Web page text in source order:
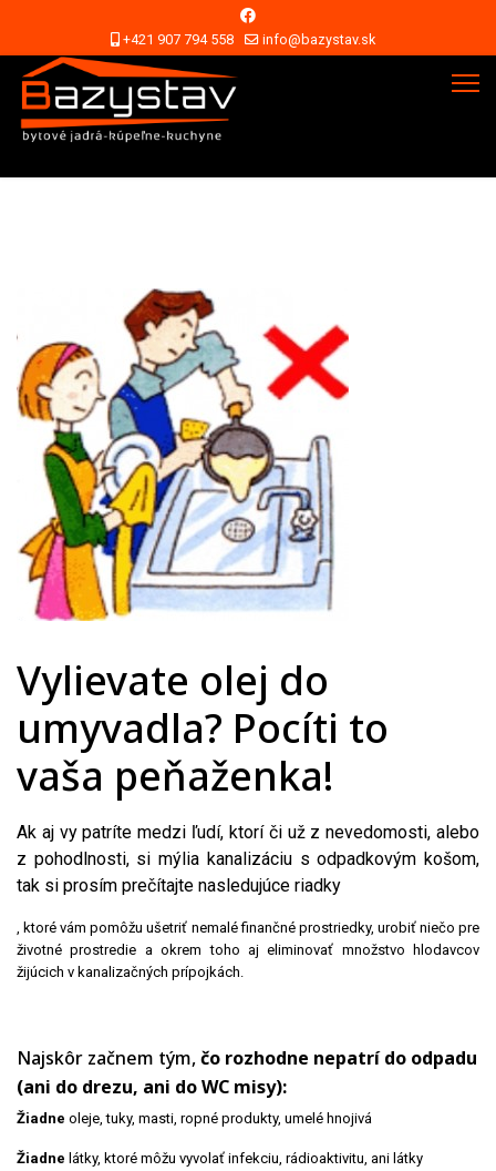
+421 907 794 558 info@bazystav.sk
Vylievate olej do
umyvadla? Pocíti to
vaša peňaženka!
Ak aj vy patríte medzi ľudí, ktorí či už z nevedomosti, alebo
z pohodlnosti, si mýlia kanalizáciu s odpadkovým košom,
tak si prosím prečítajte nasledujúce riadky
, ktoré vám pomôžu ušetriť nemalé finančné prostriedky, urobiť niečo pre
životné prostredie a okrem toho aj eliminovať množstvo hlodavcov
žijúcich v kanalizačných prípojkách.
Najskôr začnem tým,čo rozhodne nepatrí do odpadu
(ani do drezu, ani do WC misy):
Žiadne oleje, tuky, masti, ropné produkty, umelé hnojivá
Žiadne látky, ktoré môžu vyvolať infekciu, rádioaktivitu, ani látky